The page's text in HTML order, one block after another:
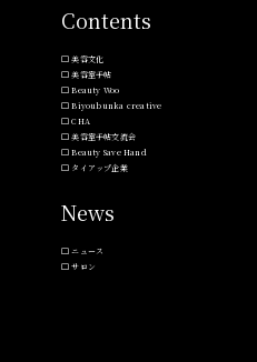
Contents
美容文化
美容室手帖
Beauty Woo
Biyoubunka creative
CHA
美容室手帖交流会
Beauty Save Hand
タイアップ企業
News
ニュース
サロン